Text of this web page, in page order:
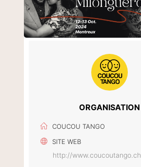
ORGANISATION
COUCOU TANGO
SITE WEB
http://www.coucoutango.ch